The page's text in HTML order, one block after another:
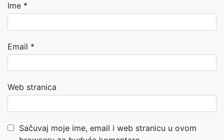
Ime*
Email*
Web stranica
Sačuvaj moje ime, email i web stranicu u ovom